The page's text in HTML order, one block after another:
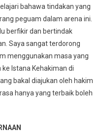
bahawa tindakan yang
peguam dalam arena ini.
berfikir dan bertindak
Saya sangat terdorong
menggunakan masa yang
Istana Kehakiman di
bakal diajukan oleh hakim
hanya yang terbaik boleh